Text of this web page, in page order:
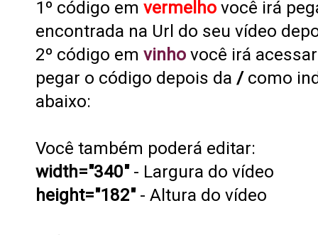
1º código em vermelho você irá
encontrada na Url do seu vídeo
2º código em vinho você irá
pegar o código depois da /como
abaixo:
Você também poderá editar:
width="340" - Largura do vídeo
height="182"- Altura do vídeo